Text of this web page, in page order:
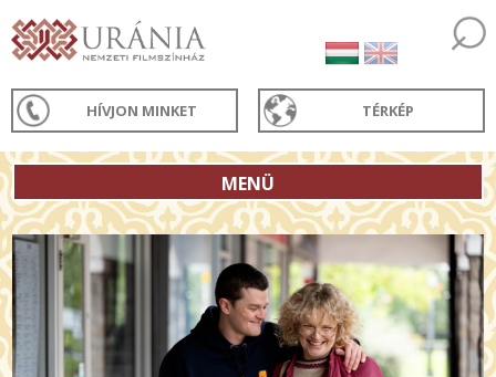
HÍVJON MINKET TÉRKÉP
MENÜ